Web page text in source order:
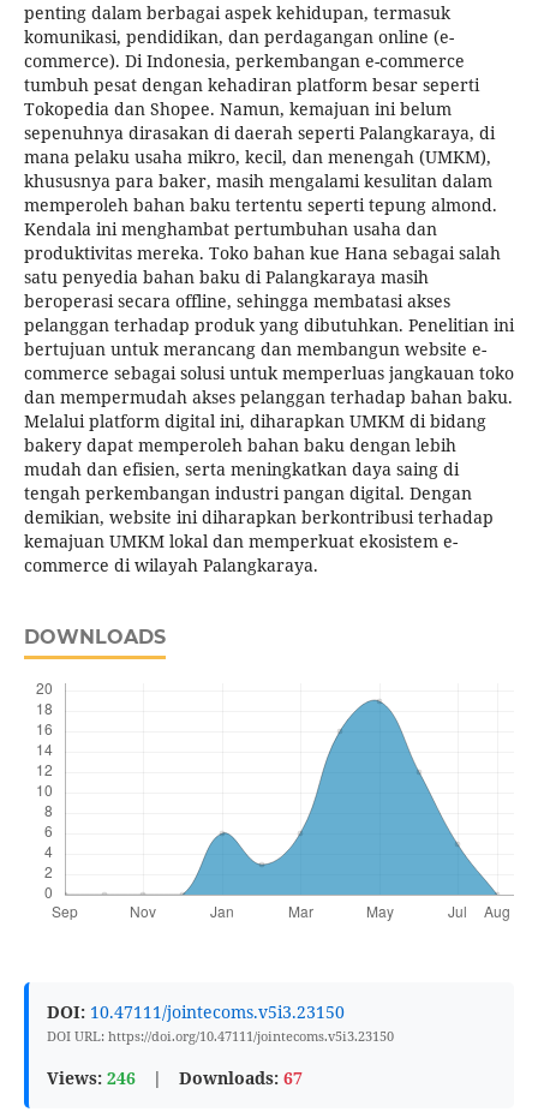
penting dalam berbagai aspek kehidupan, termasuk
komunikasi, pendidikan, dan perdagangan online (e-
commerce). Di Indonesia, perkembangan e-commerce
tumbuh pesat dengan kehadiran platform besar seperti
Tokopedia dan Shopee. Namun, kemajuan ini belum
sepenuhnya dirasakan di daerah seperti Palangkaraya, di
mana pelaku usaha mikro, kecil, dan menengah (UMKM),
khususnya para baker, masih mengalami kesulitan dalam
memperoleh bahan baku tertentu seperti tepung almond.
Kendala ini menghambat pertumbuhan usaha dan
produktivitas mereka. Toko bahan kue Hana sebagai salah
satu penyedia bahan baku di Palangkaraya masih
beroperasi secara offline, sehingga membatasi akses
pelanggan terhadap produk yang dibutuhkan. Penelitian ini
bertujuan untuk merancang dan membangun website e-
commerce sebagai solusi untuk memperluas jangkauan toko
dan mempermudah akses pelanggan terhadap bahan baku.
Melalui platform digital ini, diharapkan UMKM di bidang
bakery dapat memperoleh bahan baku dengan lebih
mudah dan efisien, serta meningkatkan daya saing di
tengah perkembangan industri pangan digital. Dengan
demikian, website ini diharapkan berkontribusi terhadap
kemajuan UMKM lokal dan memperkuat ekosistem e-
commerce di wilayah Palangkaraya.
DOWNLOADS
DOI: 10.47111/jointecoms.v5i3.23150
DOI URL: https://doi.org/10.47111/jointecoms.v5i3.23150
Views: 246 | Downloads: 67